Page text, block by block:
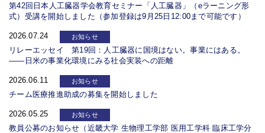
第42回日本人工臓器学会教育セミナー「人工臓器」（eラーニング形
式）受講を開始しました（参加登録は9月25日12:00まで可能です）
2026.07.24 お知らせ
リレーエッセイ 第19回：人工臓器に国境はない。事業にはある。
――日米の事業化環境にみる社会実装への距離
2026.06.11 お知らせ
チーム医療推進助成の募集を開始しました
2026.05.25 お知らせ
教員公募のお知らせ（近畿大学 生物理工学部 医用工学科 臨床工学分